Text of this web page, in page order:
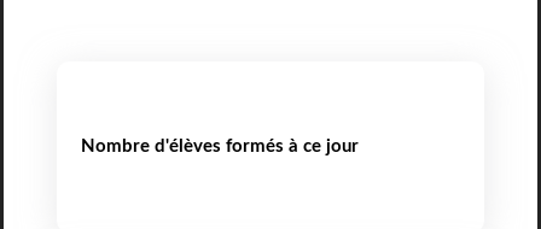
Nombre d'élèves formés à ce jour